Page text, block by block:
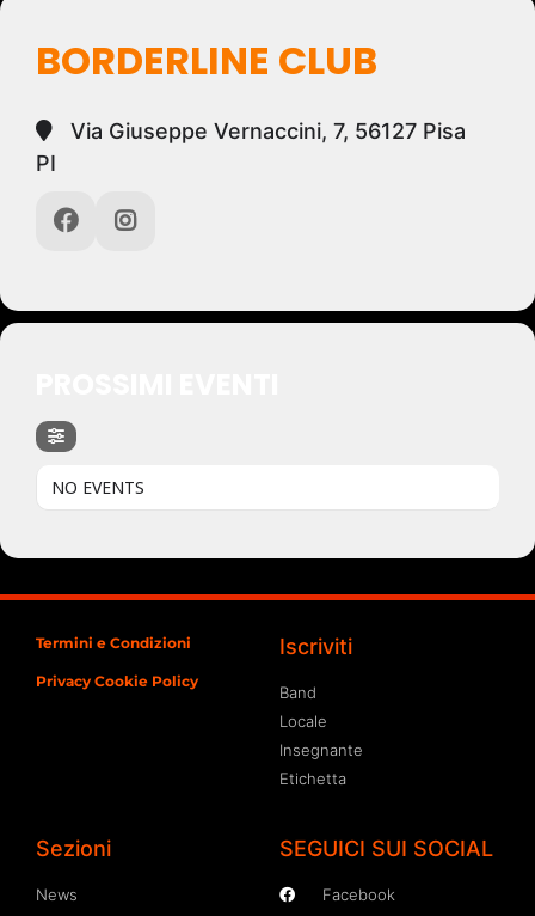
BORDERLINE CLUB
Via Giuseppe Vernaccini, 7, 56127 Pisa
PI
NO EVENTS
Termini e Condizioni
Privacy Cookie Policy
Iscriviti
Band
Locale
Insegnante
Etichetta
Sezioni
News
SEGUICI SUI SOCIAL
Facebook